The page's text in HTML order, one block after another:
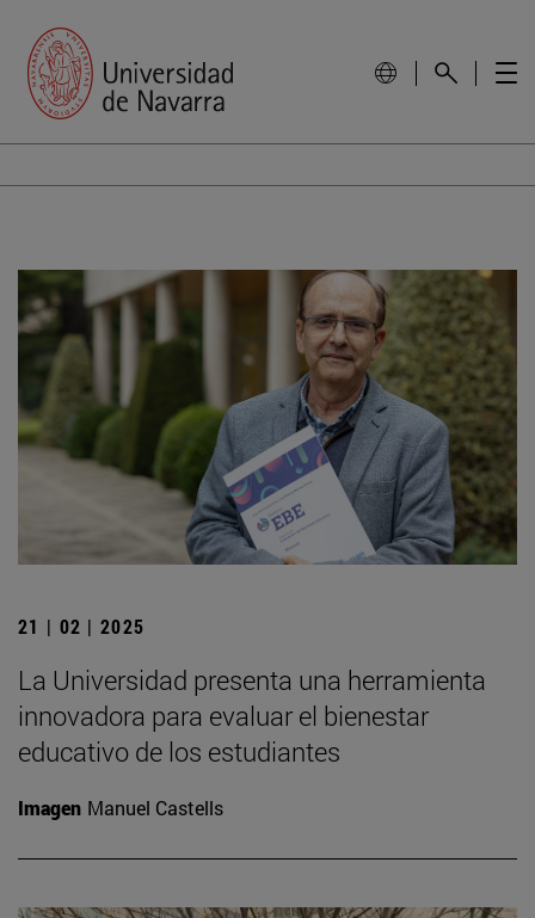
21 | 02 | 2025
La Universidad presenta una herramienta
innovadora para evaluar el bienestar
educativo de los estudiantes
Imagen Manuel Castells